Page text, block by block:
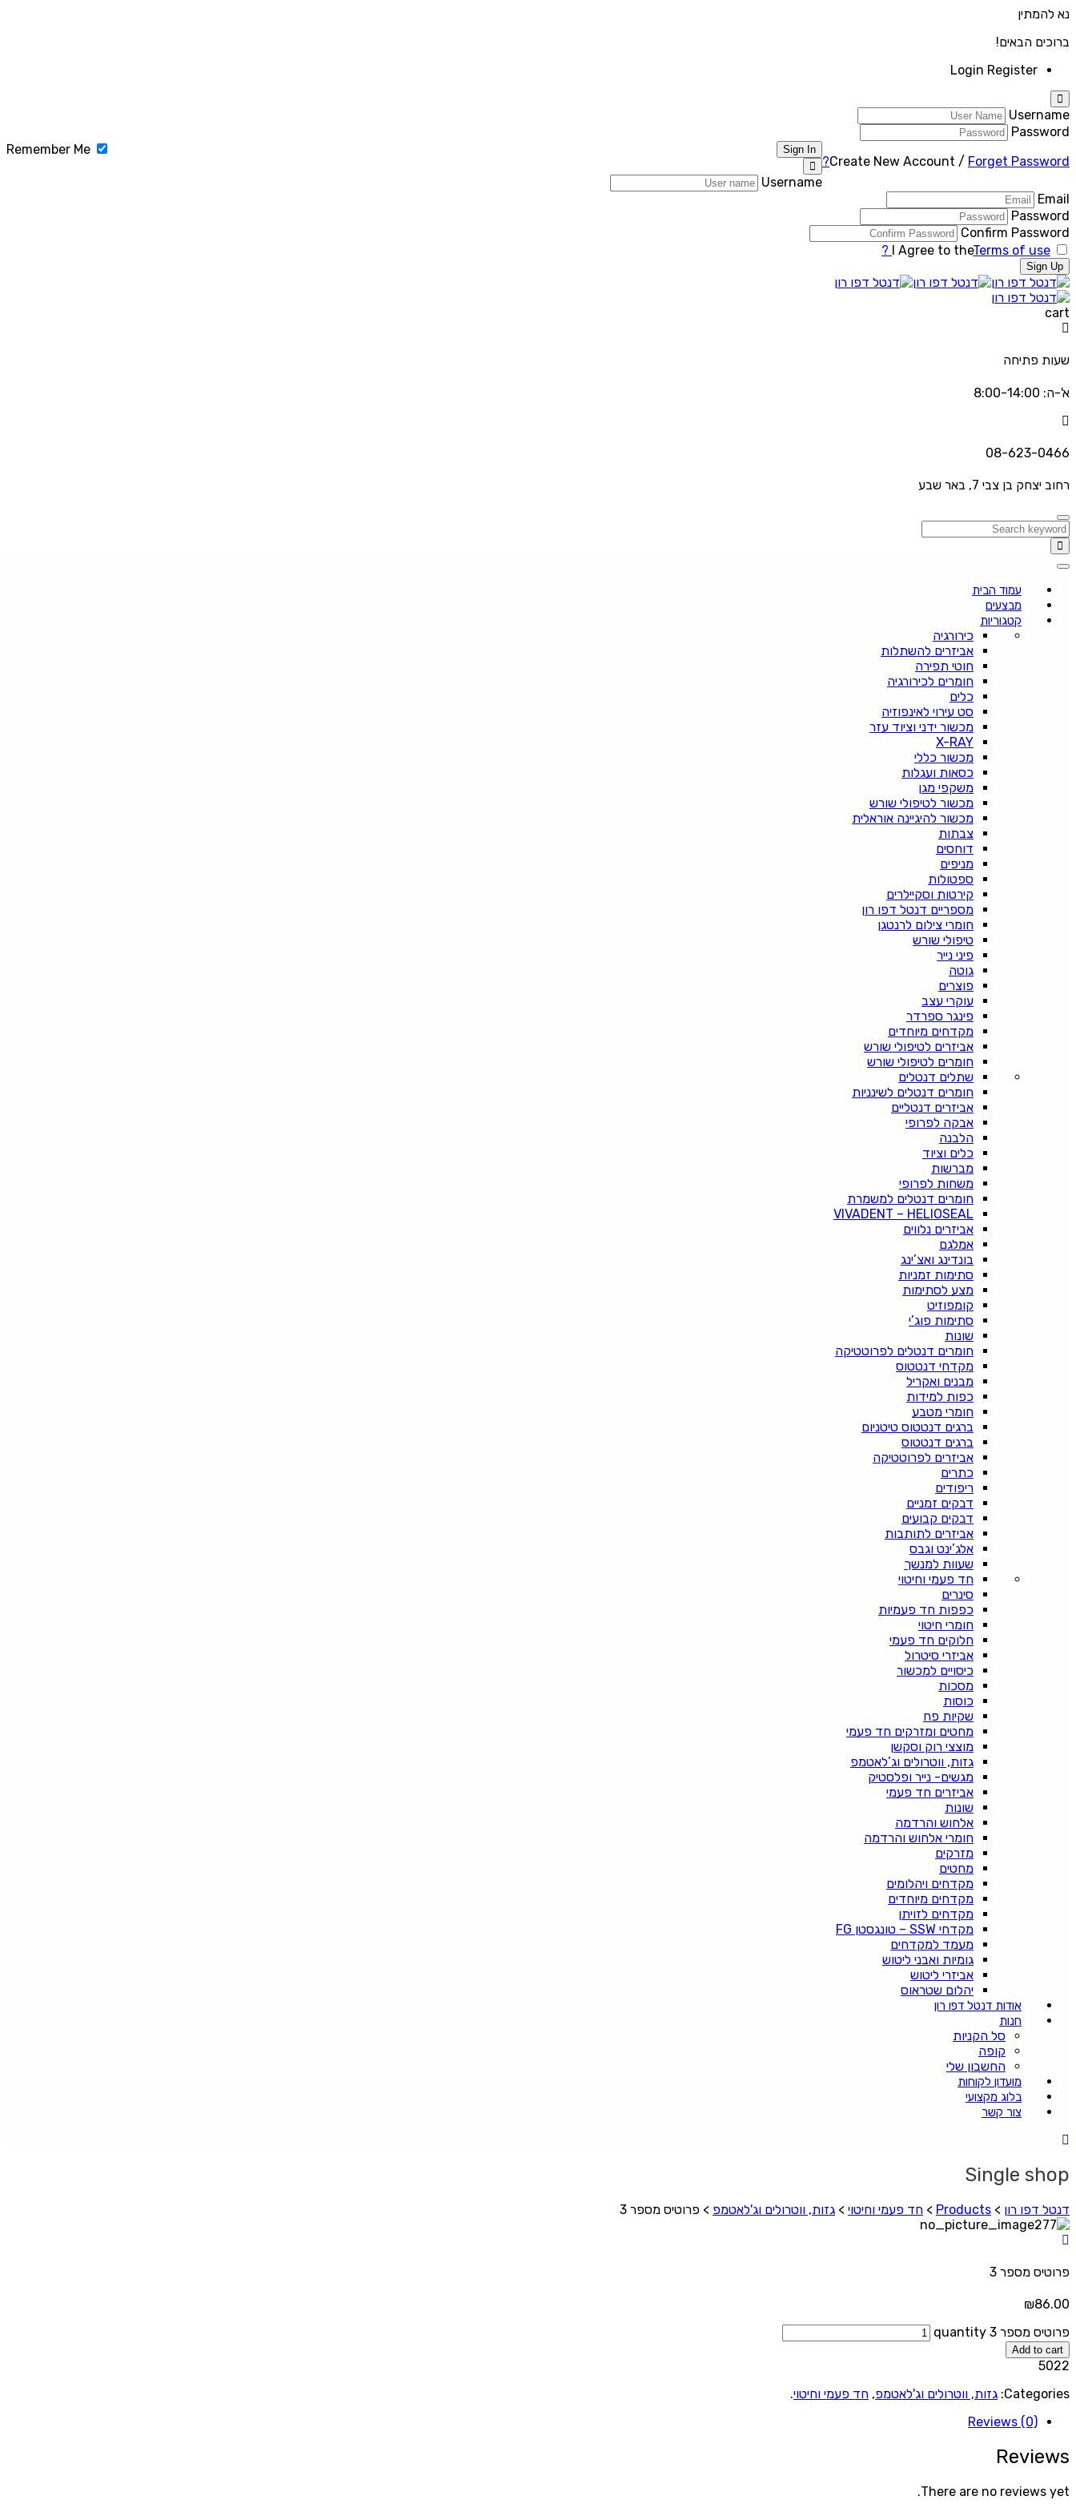
נא להמתין
ברוכים הבאים!
Login Register
Username
Password
Remember Me
Create New Account / Forget Password?
Sign In
Username
Email
Password
Confirm Password
I Agree to theTerms of use ?
Sign Up
cart
שעות פתיחה
א'-ה: 8:00-14:00
08-623-0466
רחוב יצחק בן צבי 7, באר שבע
עמוד הבית
מבצעים
קטגוריות
כירורגיה
אביזרים להשתלות
חוטי תפירה
חומרים לכירורגיה
כלים
סט עירוי לאינפוזיה
מכשור ידני וציוד עזר
X-RAY
מכשור כללי
כסאות ועגלות
משקפי מגן
מכשור לטיפולי שורש
מכשור להיגיינה אוראלית
צבתות
דוחסים
מניפים
ספטולות
קירטות וסקיילרים
מספריים דנטל דפו רון
חומרי צילום לרנטגן
טיפולי שורש
פיני נייר
גוטה
פוצרים
עוקרי עצב
פינגר ספרדר
מקדחים מיוחדים
אביזרים לטיפולי שורש
חומרים לטיפולי שורש
שתלים דנטלים
חומרים דנטלים לשינניות
אביזרים דנטליים
אבקה לפרופי
הלבנה
כלים וציוד
מברשות
משחות לפרופי
חומרים דנטלים למשמרת
VIVADENT – HELIOSEAL
אביזרים נלווים
אמלגם
בונדינג ואצ’ינג
סתימות זמניות
מצע לסתימות
קומפוזיט
סתימות פוג’י
שונות
חומרים דנטלים לפרוטטיקה
מקדחי דנטטוס
מבנים ואקריל
כפות למידות
חומרי מטבע
ברגים דנטטוס טיטניום
ברגים דנטטוס
אביזרים לפרוטטיקה
כתרים
ריפודים
דבקים זמניים
דבקים קבועים
אביזרים לתותבות
אלג’ינט וגבס
שעוות למנשך
חד פעמי וחיטוי
סינרים
כפפות חד פעמיות
חומרי חיטוי
חלוקים חד פעמי
אביזרי סיטרול
כיסויים למכשור
מסכות
כוסות
שקיות פח
מחטים ומזרקים חד פעמי
מוצצי רוק וסקשן
גזות, ווטרולים וג’לאטמפ
מגשים- נייר ופלסטיק
אביזרים חד פעמי
שונות
אלחוש והרדמה
חומרי אלחוש והרדמה
מזרקים
מחטים
מקדחים ויהלומים
מקדחים מיוחדים
מקדחים לזויתן
מקדחי SSW – טונגסטן FG
מעמד למקדחים
גומיות ואבני ליטוש
אביזרי ליטוש
יהלום שטראוס
אודות דנטל דפו רון
חנות
סל הקניות
קופה
החשבון שלי
מועדון לקוחות
בלוג מקצועי
צור קשר
Single shop
דנטל דפו רון >
Products
> חד פעמי וחיטוי > גזות, ווטרולים וג'לאטמפ > פרוטיס מספר 3
פרוטיס מספר 3
₪86.00
פרוטיס מספר 3 quantity
Add to cart
5022
Categories: גזות, ווטרולים וג'לאטמפ, חד פעמי וחיטוי.
Reviews (0)
Reviews
There are no reviews yet.